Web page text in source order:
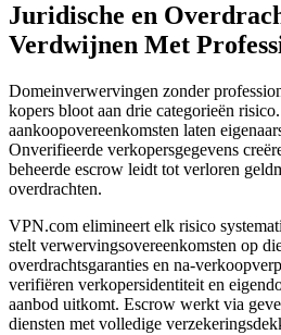
Juridische en
Verdwijnen Met
Domeinverwervingen zonder
kopers bloot aan drie categorieën
aankoopovereenkomsten laten
Onverifieerde verkopersgegevens
beheerde escrow leidt tot verloren
overdrachten.
VPN.com elimineert elk risico
stelt verwervingsovereenkomsten op
overdrachtsgaranties en na-
verifiëren verkopersidentiteit en
aanbod uitkomt. Escrow werkt via
diensten met volledige